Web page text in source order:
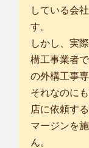
している会
す。
しかし、実
構工事業者
の外構工事
それなのに
店に依頼す
マージンを
ん。